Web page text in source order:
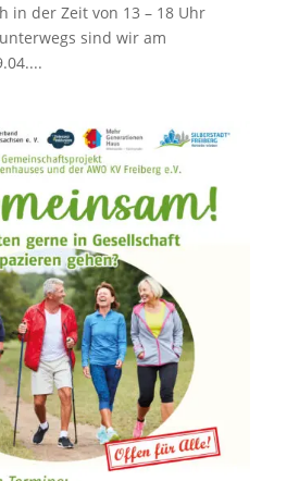
in der Zeit von 13 – 18 Uhr
sind wir am